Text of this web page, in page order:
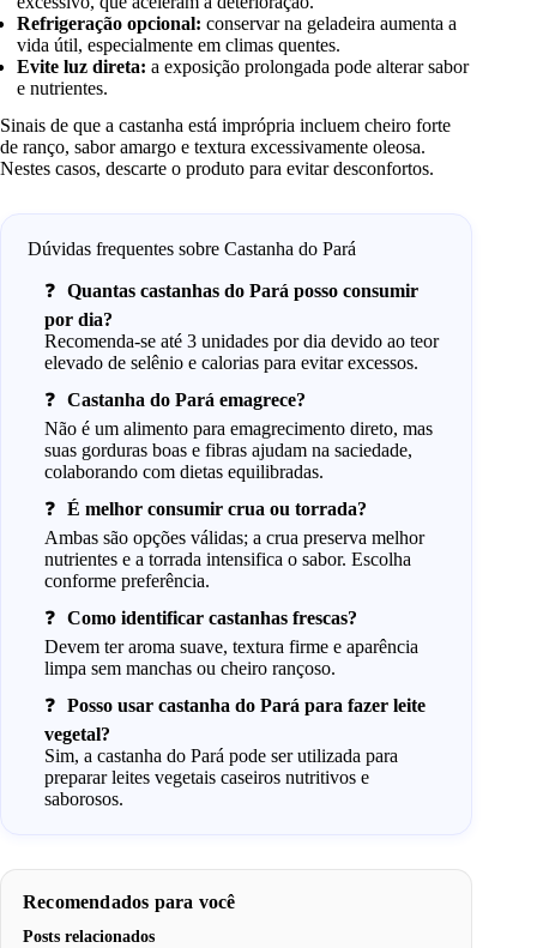
Refrigeração opcional: conservar na geladeira aumenta a
vida útil, especialmente em climas quentes.
Evite luz direta: a exposição prolongada pode alterar sabor
e nutrientes.
Sinais de que a castanha está imprópria incluem cheiro forte
de ranço, sabor amargo e textura excessivamente oleosa.
Nestes casos, descarte o produto para evitar desconfortos.
Dúvidas frequentes sobre Castanha do Pará
Quantas castanhas do Pará posso consumir
por dia?
Recomenda-se até 3 unidades por dia devido ao teor
elevado de selênio e calorias para evitar excessos.
Castanha do Pará emagrece?
Não é um alimento para emagrecimento direto, mas
suas gorduras boas e fibras ajudam na saciedade,
colaborando com dietas equilibradas.
É melhor consumir crua ou torrada?
Ambas são opções válidas; a crua preserva melhor
nutrientes e a torrada intensifica o sabor. Escolha
conforme preferência.
Como identificar castanhas frescas?
Devem ter aroma suave, textura firme e aparência
limpa sem manchas ou cheiro rançoso.
Posso usar castanha do Pará para fazer leite
vegetal?
Sim, a castanha do Pará pode ser utilizada para
preparar leites vegetais caseiros nutritivos e
saborosos.
Recomendados para você
Posts relacionados